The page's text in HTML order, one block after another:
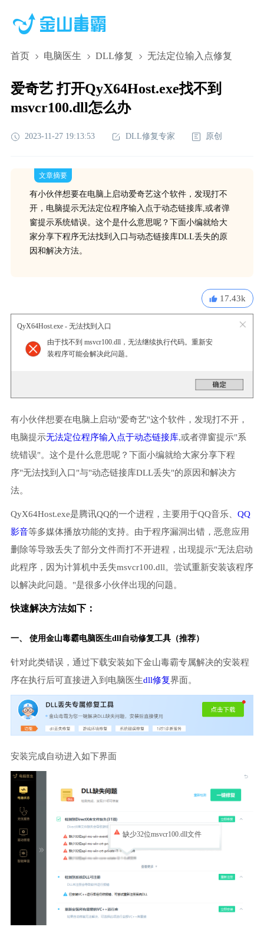
首页 电脑医生 DLL修复 无法定位输入点修复
爱奇艺 打开QyX64Host.exe找不到
msvcr100.dll怎么办
2023-11-27 19:13:53 DLL修复专家 原创
文章摘要
有小伙伴想要在电脑上启动爱奇艺这个软件，发现打不
开，电脑提示无法定位程序输入点于动态链接库,或者弹
窗提示系统错误。这个是什么意思呢？下面小编就给大
家分享下程序无法找到入口与动态链接库DLL丢失的原
因和解决方法。
17.43k
QyX64Host.exe - 无法找到入口
由于找不到 msvcr100.dll，无法继续执行代码。重新安
装程序可能会解决此问题。
有小伙伴想要在电脑上启动"爱奇艺"这个软件，发现打不开，
电脑提示无法定位程序输入点于动态链接库,或者弹窗提示"系
统错误"。这个是什么意思呢？下面小编就给大家分享下程
序"无法找到入口"与"动态链接库DLL丢失"的原因和解决方
法。
QyX64Host.exe是腾讯QQ的一个进程，主要用于QQ音乐、 QQ
影音等多媒体播放功能的支持。由于程序漏洞出错，恶意应用
删除等导致丢失了部分文件而打不开进程，出现提示"无法启动
此程序，因为计算机中丢失msvcr100.dll。尝试重新安装该程序
以解决此问题。"是很多小伙伴出现的问题。
快速解决方法如下：
一、 使用金山毒霸电脑医生dll自动修复工具（推荐）
针对此类错误，通过下载安装如下金山毒霸专属解决的安装程
序在执行后可直接进入到电脑医生dll修复界面。
安装完成自动进入如下界面
缺少32位msvcr100.dll文件